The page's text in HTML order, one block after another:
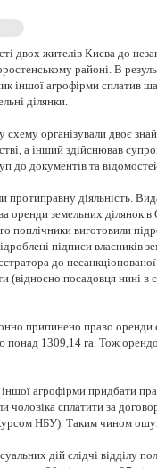
двох жителів Києва до
районі. В
іншої агрофірми сплатив
ділянки.
організували двоє
а інший здійснював
до документів та
протиправну діяльність.
оренди земельних ділянок
поплічники виготовили
підписи власників
до несанкціонованої
(відносно посадовця нині в
припинено право оренди
понад 1309,14 га. Тож
іншої агрофірми придбати
чоловіка сплатити за
НБУ). Таким чином
дій слідчі відділу